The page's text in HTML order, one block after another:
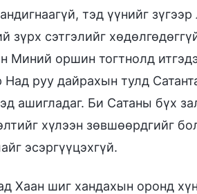
тэд үүнийг
зүрх сэтгэлийг
Миний оршин тогтнолд
руу дайрахын тулд
ашигладаг. Би Сатаны бүх
хүлээн зөвшөөрдгийг
эсэргүүцэхгүй.
Хаан шиг хандахын оронд